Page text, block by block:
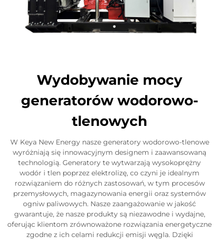
Wydobywanie mocy
generatorów wodorowo-
tlenowych
W Keya New Energy nasze generatory wodorowo-tlenowe
wyróżniają się innowacyjnym designem i zaawansowaną
technologią. Generatory te wytwarzają wysokoprężny
wodór i tlen poprzez elektrolizę, co czyni je idealnym
rozwiązaniem do różnych zastosowań, w tym procesów
przemysłowych, magazynowania energii oraz systemów
ogniw paliwowych. Nasze zaangażowanie w jakość
gwarantuje, że nasze produkty są niezawodne i wydajne,
oferując klientom zrównoważone rozwiązania energetyczne
zgodne z ich celami redukcji emisji węgla. Dzięki